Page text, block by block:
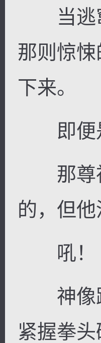
当逃窜
那则惊
下来。
即便是
那尊神
的，但
吼！
神像跟
紧握拳